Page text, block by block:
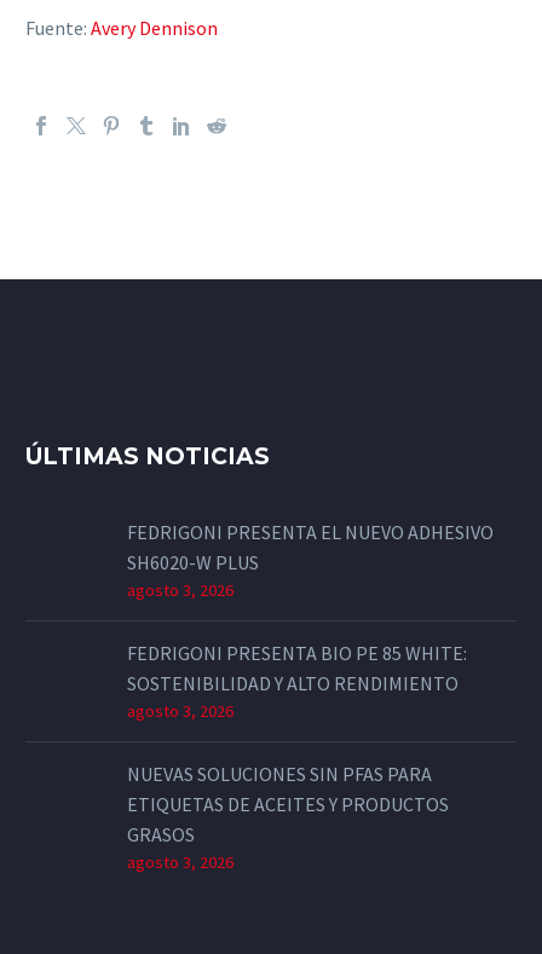
Fuente: Avery Dennison
ÚLTIMAS NOTICIAS
FEDRIGONI PRESENTA EL NUEVO ADHESIVO
SH6020-W PLUS
agosto 3, 2026
FEDRIGONI PRESENTA BIO PE 85 WHITE:
SOSTENIBILIDAD Y ALTO RENDIMIENTO
agosto 3, 2026
NUEVAS SOLUCIONES SIN PFAS PARA
ETIQUETAS DE ACEITES Y PRODUCTOS
GRASOS
agosto 3, 2026